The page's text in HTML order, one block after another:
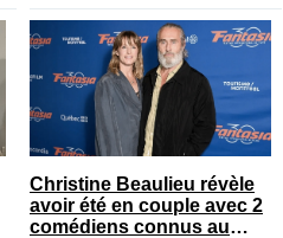
Christine Beaulieu révèle
avoir été en couple avec 2
comédiens connus au